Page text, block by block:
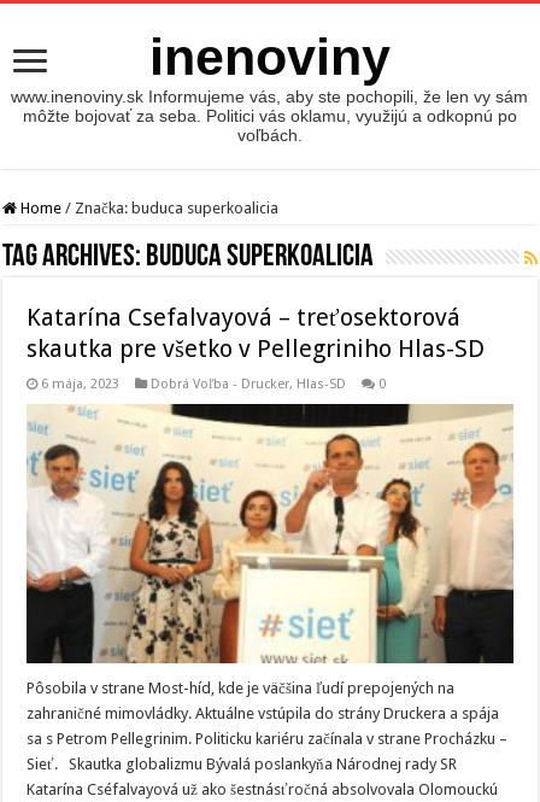
inenoviny
www.inenoviny.sk Informujeme vás, aby ste pochopili, že len vy sám
môžte bojovať za seba. Politici vás oklamu, využijú a odkopnú po
voľbách.
Home / Značka: buduca superkoalicia
Tag Archives: buduca superkoalicia
Katarína Csefalvayová – treťosektorová
skautka pre všetko v Pellegriniho Hlas-SD
6 mája, 2023 Dobrá Voľba - Drucker, Hlas-SD 0
Pôsobila v strane Most-híd, kde je väčšina ľudí prepojených na
zahraničné mimovládky. Aktuálne vstúpila do strány Druckera a spája
sa s Petrom Pellegrinim. Politicku kariéru začínala v strane Procházku –
Sieť. Skautka globalizmu Bývalá poslankyňa Národnej rady SR
Katarína Cséfalvayová už ako šestnásťročná absolvovala Olomouckú